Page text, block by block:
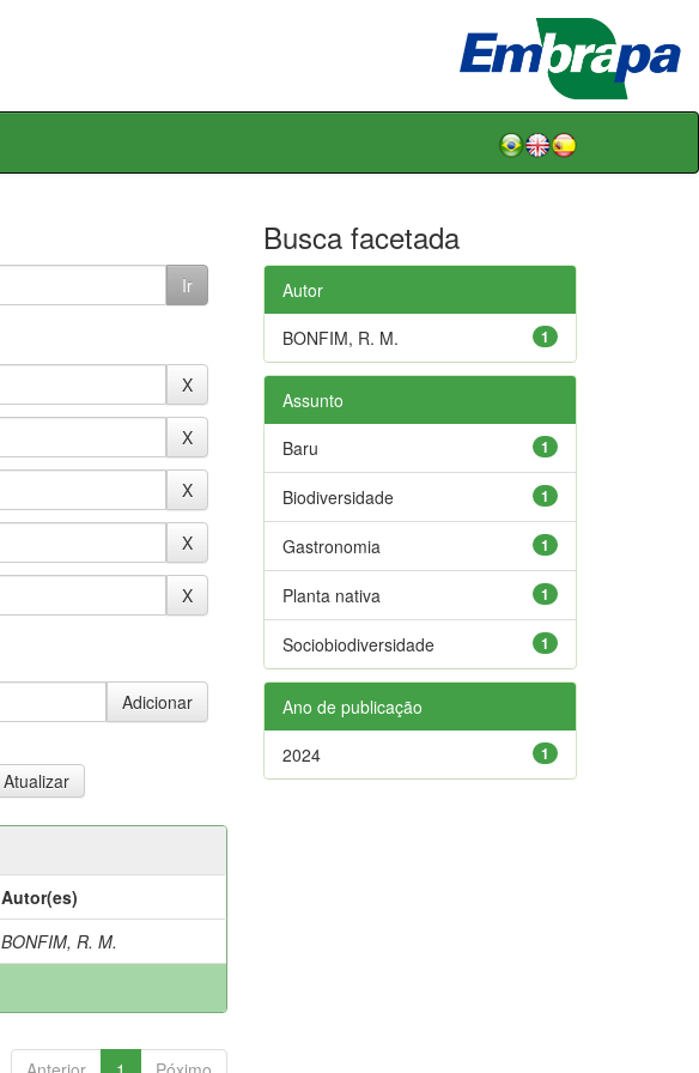
Autor(es)
BONFIM, R. M.
Busca facetada
Autor
1
BONFIM, R. M.
Assunto
1
Baru
1
Biodiversidade
1
Gastronomia
1
Planta nativa
1
Sociobiodiversidade
Ano de publicação
1
2024